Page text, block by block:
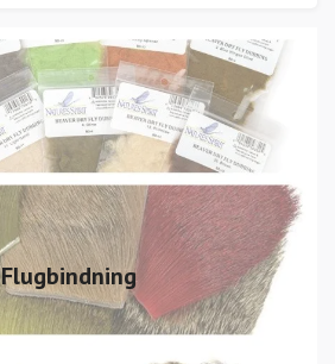
Flugbindning